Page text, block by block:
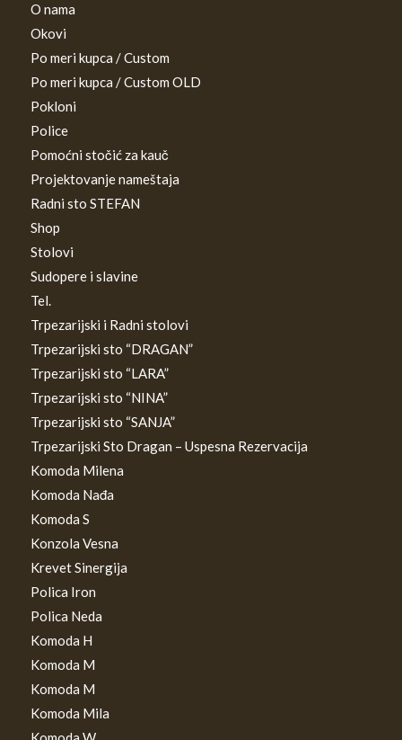
O nama
Okovi
Po meri kupca / Custom
Po meri kupca / Custom OLD
Pokloni
Police
Pomoćni stočić za kauč
Projektovanje nameštaja
Radni sto STEFAN
Shop
Stolovi
Sudopere i slavine
Tel.
Trpezarijski i Radni stolovi
Trpezarijski sto “DRAGAN”
Trpezarijski sto “LARA”
Trpezarijski sto “NINA”
Trpezarijski sto “SANJA”
Trpezarijski Sto Dragan – Uspesna Rezervacija
Komoda Milena
Komoda Nađa
Komoda S
Konzola Vesna
Krevet Sinergija
Polica Iron
Polica Neda
Komoda H
Komoda M
Komoda M
Komoda Mila